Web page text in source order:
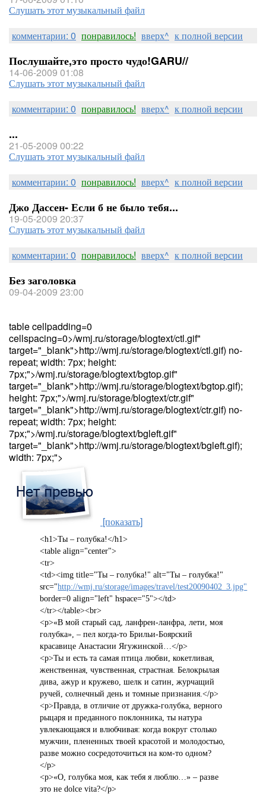
Слушать этот музыкальный файл
комментарии: 0 понравилось! вверх^ к полной версии
Послушайте,это просто чудо!GARU//
14-06-2009 01:08
Слушать этот музыкальный файл
комментарии: 0 понравилось! вверх^ к полной версии
...
21-05-2009 00:22
Слушать этот музыкальный файл
комментарии: 0 понравилось! вверх^ к полной версии
Джо Дассен- Если б не было тебя...
19-05-2009 20:37
Слушать этот музыкальный файл
комментарии: 0 понравилось! вверх^ к полной версии
Без заголовка
09-04-2009 23:00
table cellpadding=0
cellspacing=0>/wmj.ru/storage/blogtext/ctl.gif"
target="_blank">http://wmj.ru/storage/blogtext/ctl.gif) no-
repeat; width: 7px; height:
7px;">/wmj.ru/storage/blogtext/bgtop.gif"
target="_blank">http://wmj.ru/storage/blogtext/bgtop.gif);
height: 7px;">/wmj.ru/storage/blogtext/ctr.gif"
target="_blank">http://wmj.ru/storage/blogtext/ctr.gif) no-
repeat; width: 7px; height:
7px;">/wmj.ru/storage/blogtext/bgleft.gif"
target="_blank">http://wmj.ru/storage/blogtext/bgleft.gif);
width: 7px;">
[показать]
<h1>Ты – голубка!</h1>
<table align="center">
<tr>
<td><img title="Ты – голубка!" alt="Ты – голубка!"
src="http://wmj.ru/storage/images/travel/test20090402_3.jpg"
border=0 align="left" hspace="5"></td>
</tr></table><br>
<p>«В мой старый сад, ланфрен-ланфра, лети, моя
голубка», – пел когда-то Брильи-Боярский
красавице Анастасии Ягужинской…</p>
<p>Ты и есть та самая птица любви, кокетливая,
женственная, чувственная, страстная. Белокрылая
дива, ажур и кружево, шелк и сатин, журчащий
ручей, солнечный день и томные признания.</p>
<p>Правда, в отличие от дружка-голубка, верного
рыцаря и преданного поклонника, ты натура
увлекающаяся и влюбчивая: когда вокруг столько
мужчин, плененных твоей красотой и молодостью,
разве можно сосредоточиться на ком-то одном?
</p>
<p>«О, голубка моя, как тебя я люблю…» – разве
это не dolce vita?</p>